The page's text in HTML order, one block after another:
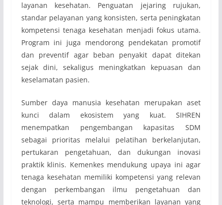
layanan kesehatan. Penguatan jejaring rujukan,
standar pelayanan yang konsisten, serta peningkatan
kompetensi tenaga kesehatan menjadi fokus utama.
Program ini juga mendorong pendekatan promotif
dan preventif agar beban penyakit dapat ditekan
sejak dini, sekaligus meningkatkan kepuasan dan
keselamatan pasien.
Sumber daya manusia kesehatan merupakan aset
kunci dalam ekosistem yang kuat. SIHREN
menempatkan pengembangan kapasitas SDM
sebagai prioritas melalui pelatihan berkelanjutan,
pertukaran pengetahuan, dan dukungan inovasi
praktik klinis. Kemenkes mendukung upaya ini agar
tenaga kesehatan memiliki kompetensi yang relevan
dengan perkembangan ilmu pengetahuan dan
teknologi, serta mampu memberikan layanan yang